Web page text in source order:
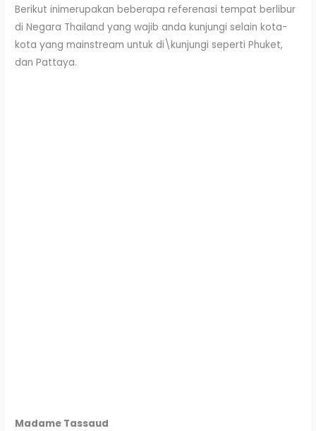
Berikut inimerupakan beberapa referenasi tempat berlibur
di Negara Thailand yang wajib anda kunjungi selain kota-
kota yang mainstream untuk di\kunjungi seperti Phuket,
dan Pattaya.
Madame Tassaud